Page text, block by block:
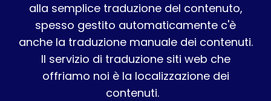
alla semplice traduzione del contenuto,
spesso gestito automaticamente c'è
anche la traduzione manuale dei contenuti.
Il servizio di traduzione siti web che
offriamo noi è la localizzazione dei
contenuti.